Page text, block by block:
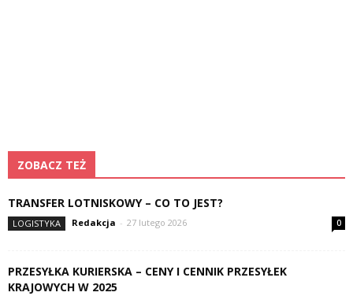
ZOBACZ TEŻ
TRANSFER LOTNISKOWY – CO TO JEST?
LOGISTYKA Redakcja - 27 lutego 2026 0
PRZESYŁKA KURIERSKA – CENY I CENNIK PRZESYŁEK
KRAJOWYCH W 2025